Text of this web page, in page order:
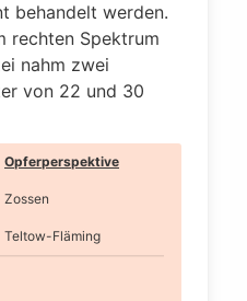
behandelt werden.
rechten Spektrum
nahm zwei
von 22 und 30
Opferperspektive
Zossen
Teltow-Fläming